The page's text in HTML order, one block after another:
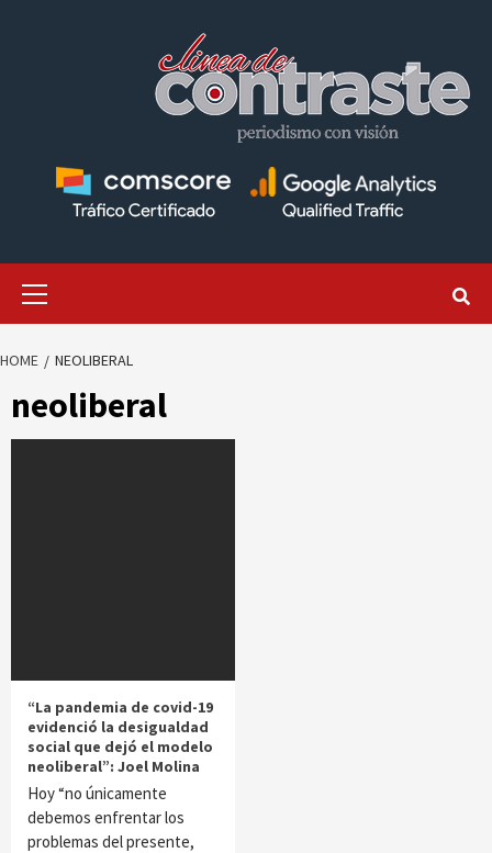
HOME NEOLIBERAL
neoliberal
“La pandemia de covid-19
evidenció la desigualdad
social que dejó el modelo
neoliberal”: Joel Molina
Hoy “no únicamente
debemos enfrentar los
problemas del presente,